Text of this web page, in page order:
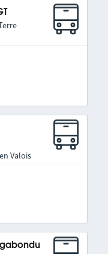
Valois